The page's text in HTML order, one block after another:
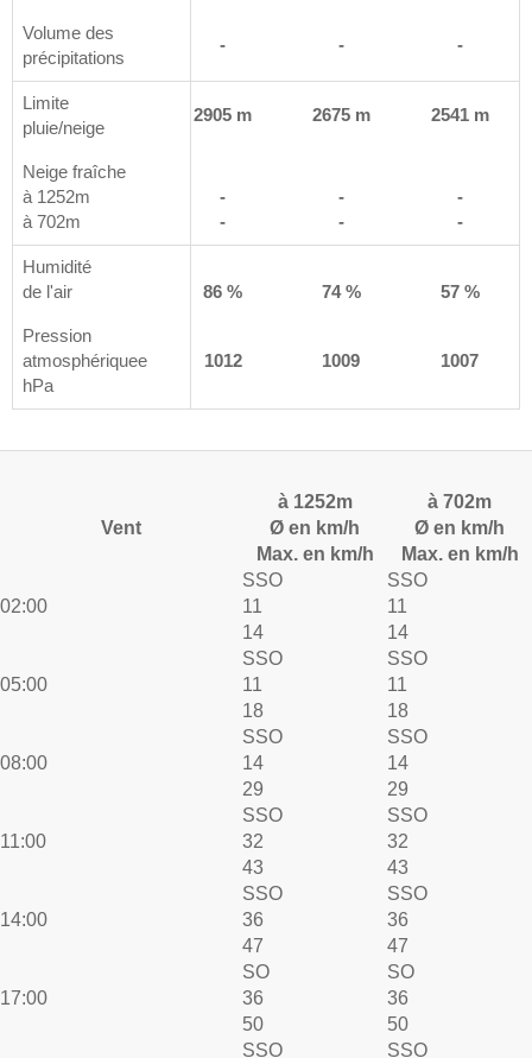
Volume des
précipitations
- - - -
Limite
pluie/neige
2905 m 2675 m 2541 m
Neige fraîche
à 1252m
à 702m
-
-
-
-
-
-
Humidité
de l'air
86 % 74 % 57 %
Pression
atmosphériquee
hPa
1013 1012 1009 1007
Vent
à 1252m
Ø en km/h
Max. en km/h
à 702m
Ø en km/h
Max. en km/h
02:00
SSO
11
14
SSO
11
14
05:00
SSO
11
18
SSO
11
18
08:00
SSO
14
29
SSO
14
29
11:00
SSO
32
43
SSO
32
43
14:00
SSO
36
47
SSO
36
47
17:00
SO
36
50
SO
36
50
SSO
SSO